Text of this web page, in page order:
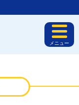
メニュー